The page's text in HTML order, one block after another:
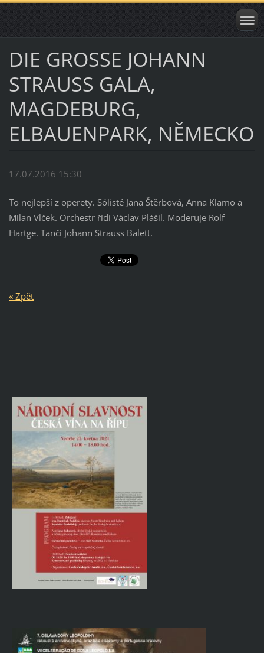
DIE GROSSE JOHANN
STRAUSS GALA,
MAGDEBURG,
ELBAUENPARK, NĚMECKO
17.07.2016 15:30
To nejlepší z operety. Sólisté Jana Štěrbová, Anna Klamo a
Milan Vlček. Orchestr řídí Václav Plášil. Moderuje Rolf
Hartge. Tančí Johann Strauss Balett.
« Zpět